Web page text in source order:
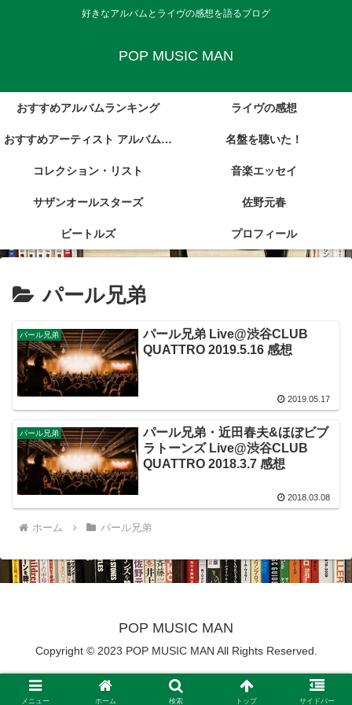
好きなアルバムとライヴの感想を語るブログ
POP MUSIC MAN
おすすめアルバムランキング ライヴの感想
おすすめアーティスト アルバム・
レビュー集
名盤を聴いた！
コレクション・リスト 音楽エッセイ
サザンオールスターズ 佐野元春
ビートルズ プロフィール
パール兄弟
パール兄弟
パール兄弟 Live@渋谷CLUB
QUATTRO 2019.5.16 感想
2019.05.17
パール兄弟
パール兄弟・近田春夫&ほぼビブ
ラトーンズ Live@渋谷CLUB
QUATTRO 2018.3.7 感想
2018.03.08
ホーム パール兄弟
POP MUSIC MAN
Copyright © 2023 POP MUSIC MAN All Rights Reserved.
メニュー ホーム 検索 トップ サイドバー